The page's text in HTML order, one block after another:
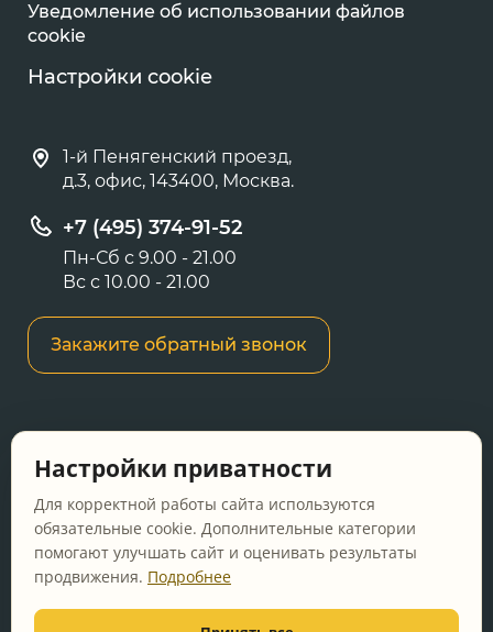
Уведомление об использовании файлов
cookie
Настройки cookie
1-й Пенягенский проезд,
д.3, офис, 143400, Москва.
+7 (495) 374-91-52
Пн-Сб с 9.00 - 21.00
Вс с 10.00 - 21.00
Закажите обратный звонок
сайте носит информационный характер и не
является публичной офертой, определяемой
положениями Статьи 437 ГК РФ.
Перед оформлением заказа уточняйте
актуальную цену у менеджера по телефону.
Настройки приватности
Для корректной работы сайта используются
обязательные cookie. Дополнительные категории
помогают улучшать сайт и оценивать результаты
продвижения. Подробнее